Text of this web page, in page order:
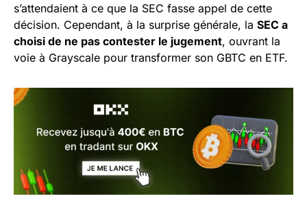
s’attendaient à ce que la SEC fasse appel de cette
décision. Cependant, à la surprise générale, la SEC a
choisi de ne pas contester le jugement, ouvrant la
voie à Grayscale pour transformer son GBTC en ETF.